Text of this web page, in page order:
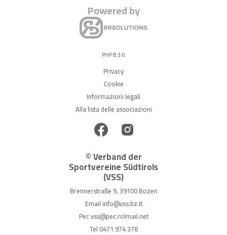
Powered by
PHP 8.3.6
Privacy
Cookie
Informazioni legali
Alla lista delle associazioni
© Verband der
Sportvereine Südtirols
(VSS)
Brennerstraße 9, 39100 Bozen
Email info@vss.bz.it
Pecvss@pec.rolmail.net
Tel 0471 974 378